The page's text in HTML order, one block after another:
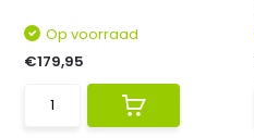
Op voorraad
€179,95